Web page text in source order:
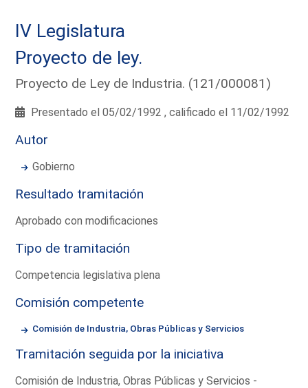
IV Legislatura
Proyecto de ley.
Proyecto de Ley de Industria. (121/000081)
Presentado el 05/02/1992 , calificado el 11/02/1992
Autor
Gobierno
Resultado tramitación
Aprobado con modificaciones
Tipo de tramitación
Competencia legislativa plena
Comisión competente
Comisión de Industria, Obras Públicas y Servicios
Tramitación seguida por la iniciativa
Comisión de Industria, Obras Públicas y Servicios -